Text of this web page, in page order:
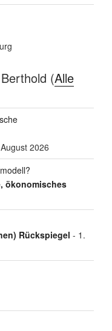
(Alle
2026
ökonomisches
Rückspiegel - 1.